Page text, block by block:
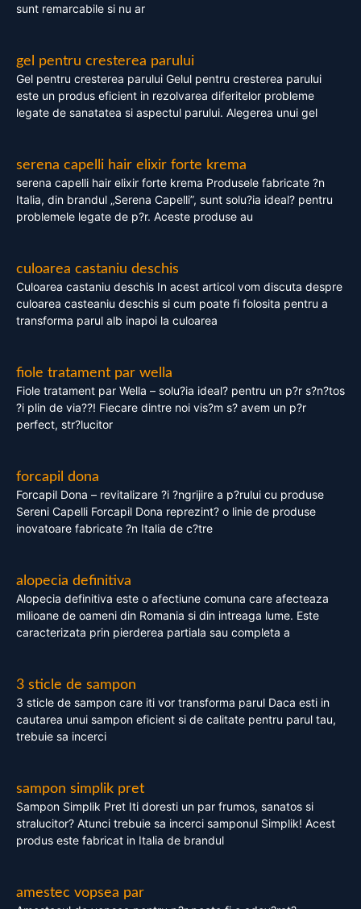
sunt remarcabile si nu ar
gel pentru cresterea parului
Gel pentru cresterea parului Gelul pentru cresterea parului
este un produs eficient in rezolvarea diferitelor probleme
legate de sanatatea si aspectul parului. Alegerea unui gel
serena capelli hair elixir forte krema
serena capelli hair elixir forte krema Produsele fabricate ?n
Italia, din brandul „Serena Capelli”, sunt solu?ia ideal? pentru
problemele legate de p?r. Aceste produse au
culoarea castaniu deschis
Culoarea castaniu deschis In acest articol vom discuta despre
culoarea casteaniu deschis si cum poate fi folosita pentru a
transforma parul alb inapoi la culoarea
fiole tratament par wella
Fiole tratament par Wella – solu?ia ideal? pentru un p?r s?n?tos
?i plin de via??! Fiecare dintre noi vis?m s? avem un p?r
perfect, str?lucitor
forcapil dona
Forcapil Dona – revitalizare ?i ?ngrijire a p?rului cu produse
Sereni Capelli Forcapil Dona reprezint? o linie de produse
inovatoare fabricate ?n Italia de c?tre
alopecia definitiva
Alopecia definitiva este o afectiune comuna care afecteaza
milioane de oameni din Romania si din intreaga lume. Este
caracterizata prin pierderea partiala sau completa a
3 sticle de sampon
3 sticle de sampon care iti vor transforma parul Daca esti in
cautarea unui sampon eficient si de calitate pentru parul tau,
trebuie sa incerci
sampon simplik pret
Sampon Simplik Pret Iti doresti un par frumos, sanatos si
stralucitor? Atunci trebuie sa incerci samponul Simplik! Acest
produs este fabricat in Italia de brandul
amestec vopsea par